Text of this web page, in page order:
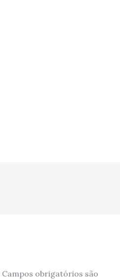
Campos obrigatórios são